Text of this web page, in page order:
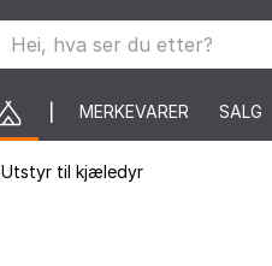
MERKEVARER SALG
Utstyr til kjæledyr